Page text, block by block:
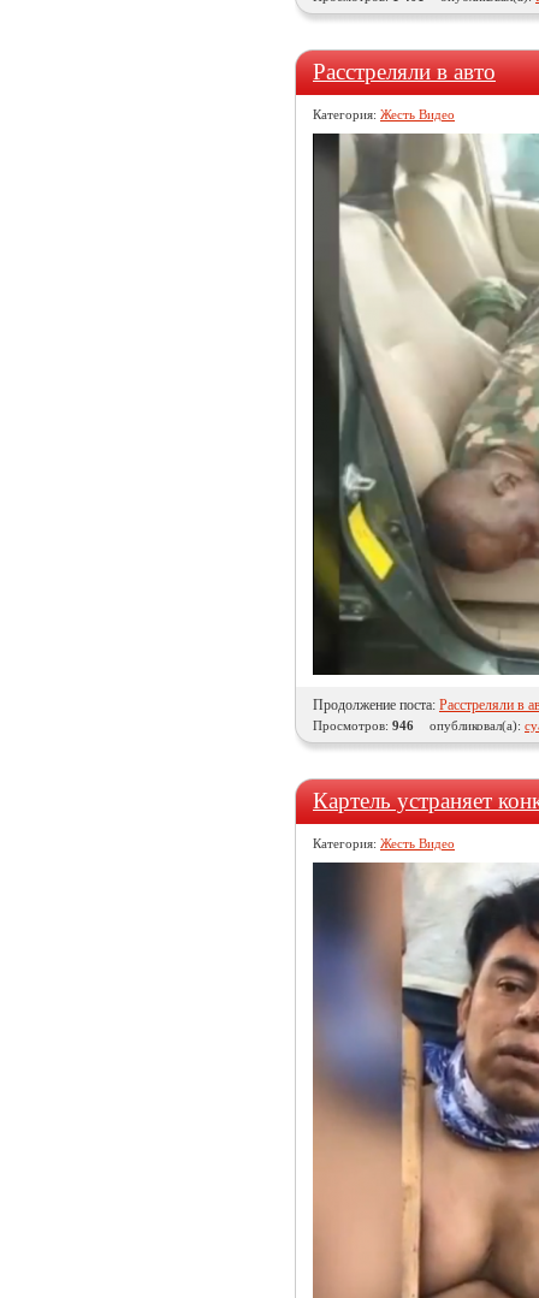
Расстреляли в авто
Категория: Жесть Видео
Продолжение поста: Расстреляли в
Просмотров: 946 опубликовал(а):
Картель устраняет
Категория: Жесть Видео